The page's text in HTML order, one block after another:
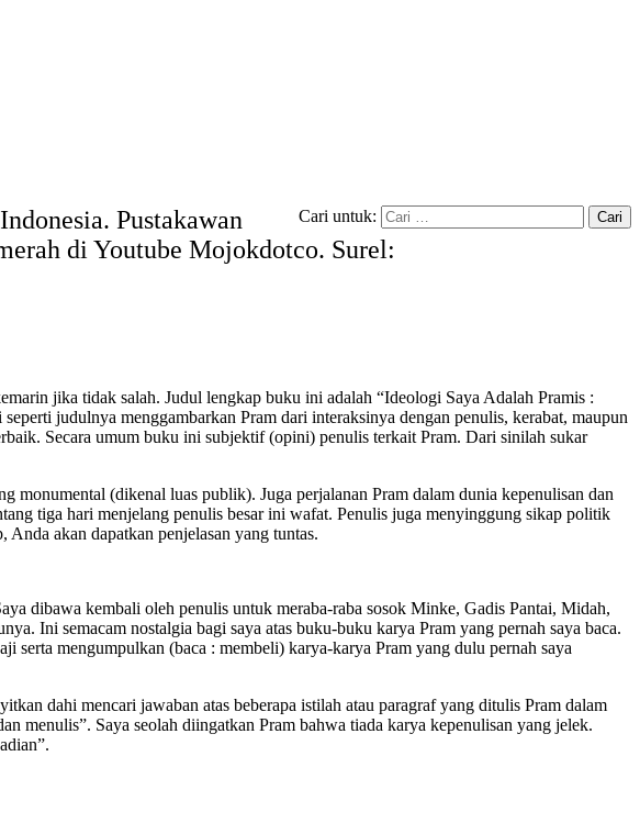
Cari untuk:
Pustakawan
di Youtube Mojokdotco. Surel:
jika tidak salah. Judul lengkap buku ini adalah “Ideologi Saya Adalah Pramis :
judulnya menggambarkan Pram dari interaksinya dengan penulis, kerabat, maupun
Secara umum buku ini subjektif (opini) penulis terkait Pram. Dari sinilah sukar
monumental (dikenal luas publik). Juga perjalanan Pram dalam dunia kepenulisan dan
tiga hari menjelang penulis besar ini wafat. Penulis juga menyinggung sikap politik
akan dapatkan penjelasan yang tuntas.
dibawa kembali oleh penulis untuk meraba-raba sosok Minke, Gadis Pantai, Midah,
Ini semacam nostalgia bagi saya atas buku-buku karya Pram yang pernah saya baca.
serta mengumpulkan (baca : membeli) karya-karya Pram yang dulu pernah saya
dahi mencari jawaban atas beberapa istilah atau paragraf yang ditulis Pram dalam
menulis”. Saya seolah diingatkan Pram bahwa tiada karya kepenulisan yang jelek.